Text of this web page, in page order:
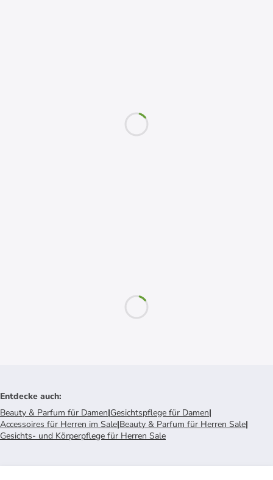
Entdecke auch:
Beauty & Parfum für Damen|Gesichtspflege für Damen|
Accessoires für Herren im Sale|Beauty & Parfum für Herren Sale|
Gesichts- und Körperpflege für Herren Sale